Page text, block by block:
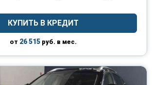
КУПИТЬ В КРЕДИТ
от 26 515 руб. в мес.